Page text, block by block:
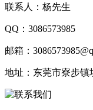
联系人：杨先生
QQ：3086573985
邮箱：
地址：东莞市寮步镇